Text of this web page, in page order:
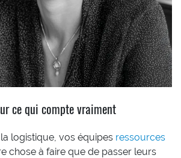
ce qui compte vraiment
la logistique, vos équipes ressources
chose à faire que de passer leurs